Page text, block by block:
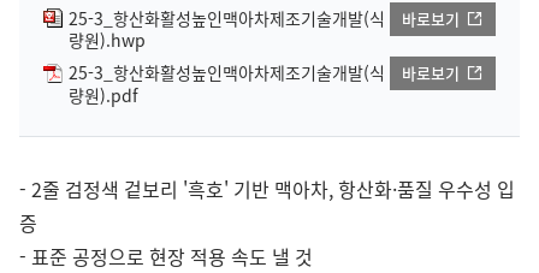
25-3_항산화활성높인맥아차제조기술개발(식
량원).hwp
바로보기
25-3_항산화활성높인맥아차제조기술개발(식
량원).pdf
바로보기
- 2줄 검정색 겉보리 '흑호' 기반 맥아차, 항산화·품질 우수성 입
증
- 표준 공정으로 현장 적용 속도 낼 것